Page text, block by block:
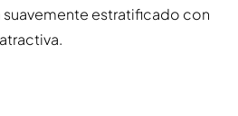
suavemente estratificado con